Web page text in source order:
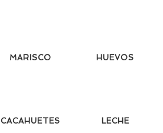
MARISCO HUEVOS
CACAHUETES LECHE